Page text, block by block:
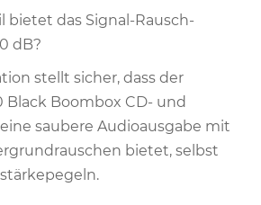
bietet das Signal-Rausch-
dB?
stellt sicher, dass der
Black Boombox CD- und
saubere Audioausgabe mit
bietet, selbst